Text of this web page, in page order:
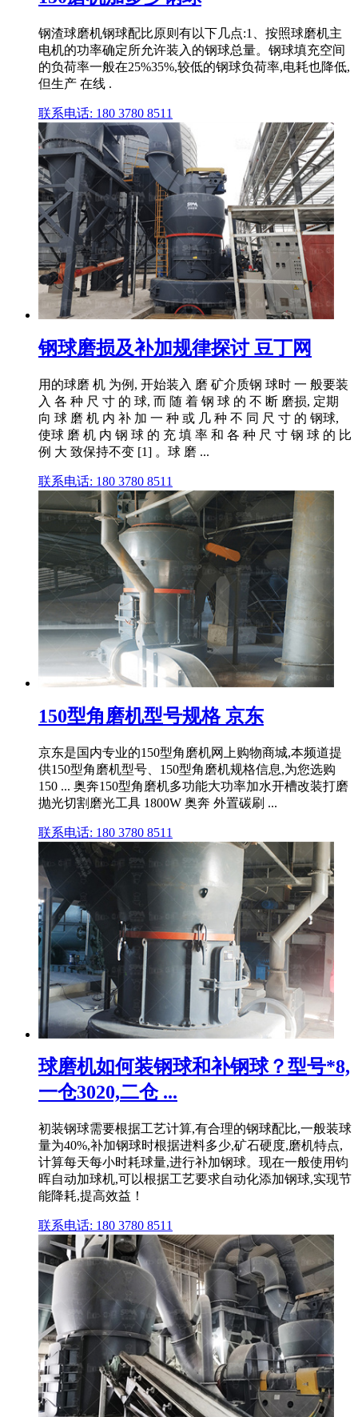
钢渣球磨机钢球配比原则有以下几点:1、按照球磨机主
电机的功率确定所允许装入的钢球总量。钢球填充空间
的负荷率一般在25%35%,较低的钢球负荷率,电耗也降低,
但生产 在线 .
联系电话: 180 3780 8511
钢球磨损及补加规律探讨 豆丁网
用的球磨 机 为例, 开始装入 磨 矿介质钢 球时 一 般要装
入 各 种 尺 寸 的 球, 而 随 着 钢 球 的 不 断 磨损, 定期
向 球 磨 机 内 补 加 一 种 或 几 种 不 同 尺 寸 的 钢球,
使球 磨 机 内 钢 球 的 充 填 率 和 各 种 尺 寸 钢 球 的 比
例 大 致保持不变 [1] 。球 磨 ...
联系电话: 180 3780 8511
150型角磨机型号规格 京东
京东是国内专业的150型角磨机网上购物商城,本频道提
供150型角磨机型号、150型角磨机规格信息,为您选购
150 ... 奥奔150型角磨机多功能大功率加水开槽改装打磨
抛光切割磨光工具 1800W 奥奔 外置碳刷 ...
联系电话: 180 3780 8511
球磨机如何装钢球和补钢球？型号*8,
一仓3020,二仓 ...
初装钢球需要根据工艺计算,有合理的钢球配比,一般装球
量为40%,补加钢球时根据进料多少,矿石硬度,磨机特点,
计算每天每小时耗球量,进行补加钢球。现在一般使用钧
晖自动加球机,可以根据工艺要求自动化添加钢球,实现节
能降耗,提高效益！
联系电话: 180 3780 8511